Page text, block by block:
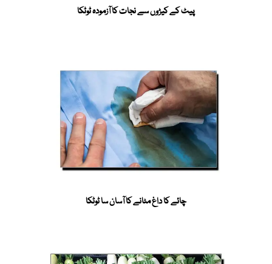
پیٹ کے کیڑوں سے نجات کا آزمودہ ٹوٹکا
چائے کا داغ مٹانے کا آسان سا ٹوٹکا